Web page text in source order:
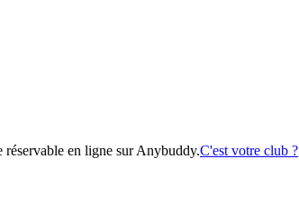
réservable en ligne sur Anybuddy.C'est votre club ?